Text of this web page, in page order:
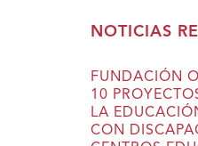
NOTICIAS
FUNDACIÓN
10
LA
CON